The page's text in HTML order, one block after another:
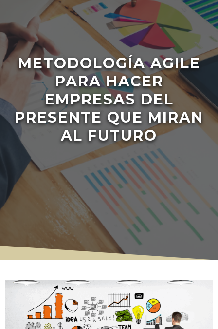
METODOLOGÍA AGILE
PARA HACER
EMPRESAS DEL
PRESENTE QUE MIRAN
AL FUTURO